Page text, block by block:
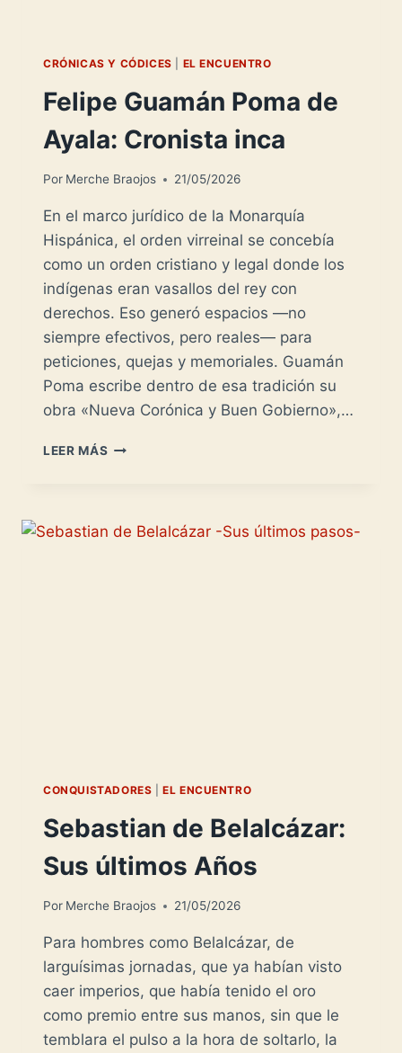
CRÓNICAS Y CÓDICES EL ENCUENTRO
Felipe Guamán Poma de
Ayala: Cronista inca
Por Merche Braojos 21/05/2026
En el marco jurídico de la Monarquía
Hispánica, el orden virreinal se concebía
como un orden cristiano y legal donde los
indígenas eran vasallos del rey con
derechos. Eso generó espacios —no
siempre efectivos, pero reales— para
peticiones, quejas y memoriales. Guamán
Poma escribe dentro de esa tradición su
obra «Nueva Corónica y Buen Gobierno»,…
LEER MÁS FELIPE
CRONISTA
CONQUISTADORES |EL ENCUENTRO
Sebastian de Belalcázar:
Sus últimos Años
Por Merche Braojos 21/05/2026
Para hombres como Belalcázar, de
larguísimas jornadas, que ya habían visto
caer imperios, que había tenido el oro
como premio entre sus manos, sin que le
temblara el pulso a la hora de soltarlo, la